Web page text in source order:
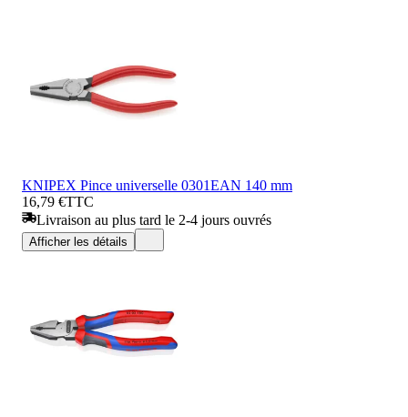
KNIPEX Pince universelle 0301EAN 140 mm
16,79 €TTC
Livraison au plus tard le 2-4 jours ouvrés
Afficher les détails